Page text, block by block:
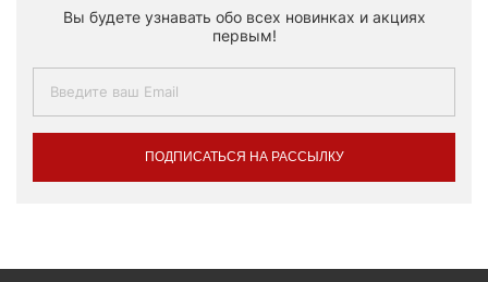
Вы будете узнавать обо всех новинках и акциях
первым!
ПОДПИСАТЬСЯ НА РАССЫЛКУ